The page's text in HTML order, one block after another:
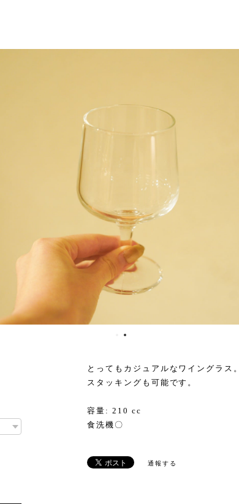
とってもカジュアルなワイングラス。
スタッキングも可能です。
容量: 210 cc
食洗機〇
通報する